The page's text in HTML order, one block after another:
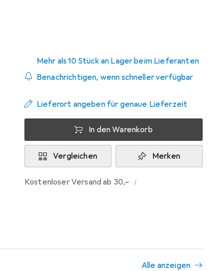
Mehr als 10 Stück an Lager beim Lieferanten
Benachrichtigen, wenn schneller verfügbar
Lieferort angeben für genaue Lieferzeit
In den Warenkorb
Vergleichen Merken
Kostenloser Versand ab 30,– i
Alle anzeigen